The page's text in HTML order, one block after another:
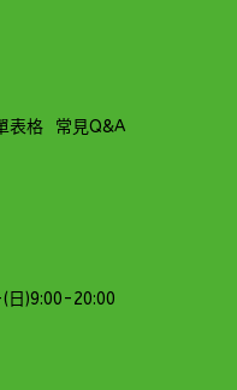
表格 常見Q&A
)9:00-20:00